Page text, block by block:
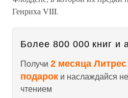
Генриха VIII.
Более 800 000 книг и
Получи 2 месяца
подарок и наслаждайся
чтением